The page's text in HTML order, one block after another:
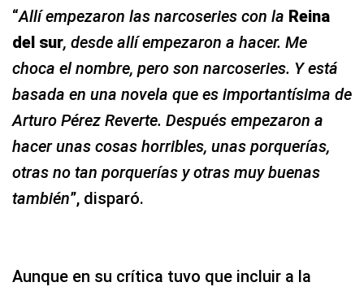
“Allí empezaron las narcoseries con la Reina
del sur, desde allí empezaron a hacer. Me
choca el nombre, pero son narcoseries. Y está
basada en una novela que es importantísima de
Arturo Pérez Reverte. Después empezaron a
hacer unas cosas horribles, unas porquerías,
otras no tan porquerías y otras muy buenas
también”, disparó.
Aunque en su crítica tuvo que incluir a la